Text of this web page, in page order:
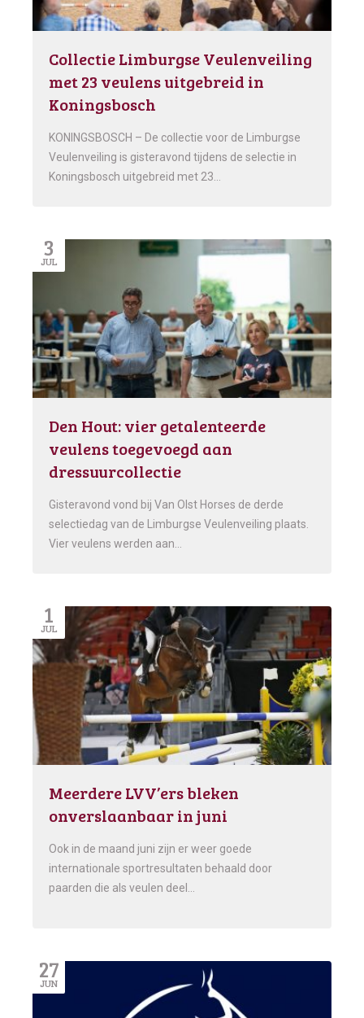
Collectie Limburgse Veulenveiling
met 23 veulens uitgebreid in
Koningsbosch
KONINGSBOSCH – De collectie voor de Limburgse
Veulenveiling is gisteravond tijdens de selectie in
Koningsbosch uitgebreid met 23…
3
JUL
Den Hout: vier getalenteerde
veulens toegevoegd aan
dressuurcollectie
Gisteravond vond bij Van Olst Horses de derde
selectiedag van de Limburgse Veulenveiling plaats.
Vier veulens werden aan…
1
JUL
Meerdere LVV’ers bleken
onverslaanbaar in juni
Ook in de maand juni zijn er weer goede
internationale sportresultaten behaald door
paarden die als veulen deel…
27
JUN